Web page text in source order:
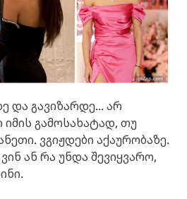
და გავიზარდე... არ
იმის გამოსახატად, თუ
ვგიჟდები აქაურობაზე.
ან რა უნდა შევიყვარო,